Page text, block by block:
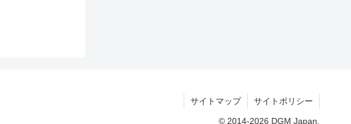
サイトマップ サイトポリシー
© 2014-2026 DGM Japan.